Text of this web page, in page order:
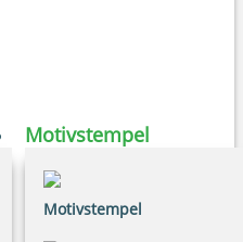
Motivstempel
Motivstempel